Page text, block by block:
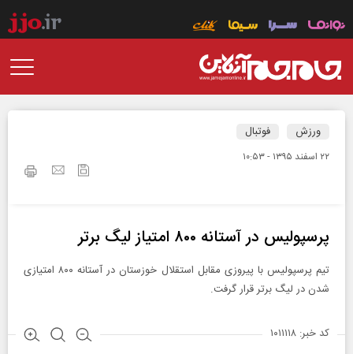
ورزش فوتبال
۲۲ اسفند ۱۳۹۵ - ۱۰:۵۳
پرسپولیس در آستانه ۸۰۰ امتیاز لیگ برتر
تیم پرسپولیس با پیروزی مقابل استقلال خوزستان در آستانه ۸۰۰ امتیازی
شدن در لیگ برتر قرار گرفت.
کد خبر: ۱۰۱۱۱۱۸